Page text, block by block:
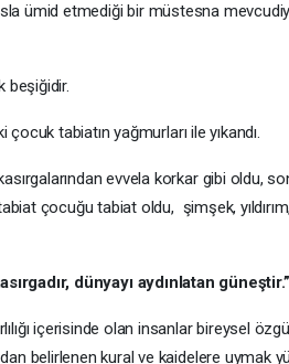
ümid etmediği bir müstesna
beşiğidir.
tabiatın yağmurları ile yıkandı.
evvela korkar gibi oldu,
çocuğu tabiat oldu, şimşek,
dünyayı aydınlatan güneştir.”
içerisinde olan insanlar bireysel
belirlenen kural ve kaidelere uymak